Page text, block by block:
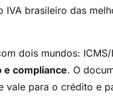
IVA brasileiro das
dois mundos:
e compliance. O
para o crédito e